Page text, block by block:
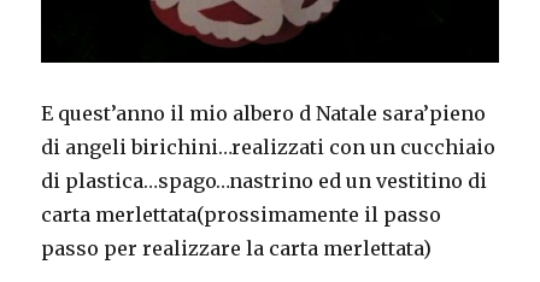
E quest’anno il mio albero d Natale sara’pieno
di angeli birichini…realizzati con un cucchiaio
di plastica…spago…nastrino ed un vestitino di
carta merlettata(prossimamente il passo
passo per realizzare la carta merlettata)